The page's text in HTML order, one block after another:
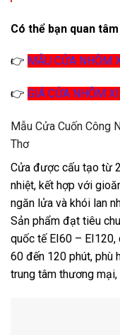
Có thể bạn quan tâm
👉 MẪU CỬA NHÔM
👉 GIÁ CỬA NHÔM
Mẫu Cửa Cuốn Công
Thơ
Cửa được cấu tạo từ
nhiệt, kết hợp với
ngăn lửa và khói lan
Sản phẩm đạt tiêu
quốc tế EI60 – EI120,
60 đến 120 phút, phù
trung tâm thương